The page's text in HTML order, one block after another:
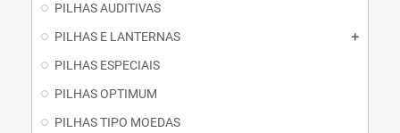
PILHAS AUDITIVAS
PILHAS E LANTERNAS
PILHAS ESPECIAIS
PILHAS OPTIMUM
PILHAS TIPO MOEDAS